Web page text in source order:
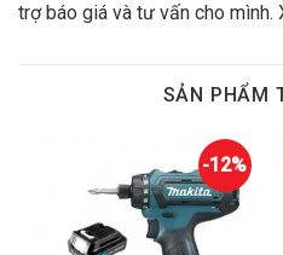
trợ báo giá và tư vấn cho mình.
SẢN PHẨM
-12%